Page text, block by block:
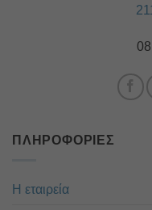
ΠΛΗΡΟΦΟΡΊΕΣ
Η εταιρεία